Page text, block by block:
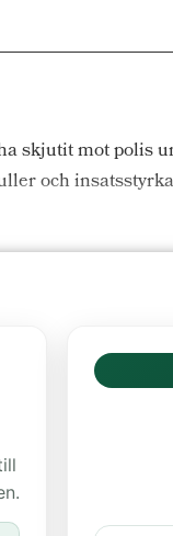
skjutit mot polis
och